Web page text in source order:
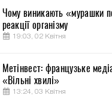
Чому виникають «мурашки
реакції організму
19:03, 02 Квітня
Метінвест: французьке
«Вільні хвилі»
13:24, 03 Квітня